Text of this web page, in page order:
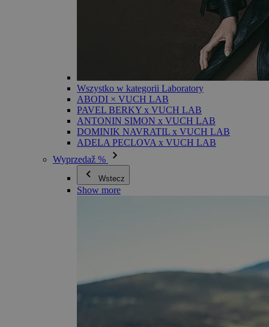
Wszystko w kategorii Laboratory
ABODI × VUCH LAB
PAVEL BERKY x VUCH LAB
ANTONIN SIMON x VUCH LAB
DOMINIK NAVRATIL x VUCH LAB
ADELA PECLOVA x VUCH LAB
Wyprzedaž %
Wstecz
Show more